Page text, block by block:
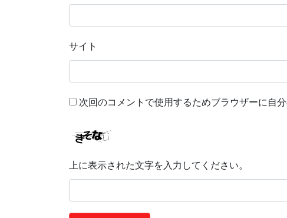
サイト
次回のコメントで使用するためブラウザーに自
上に表示された文字を入力してください。